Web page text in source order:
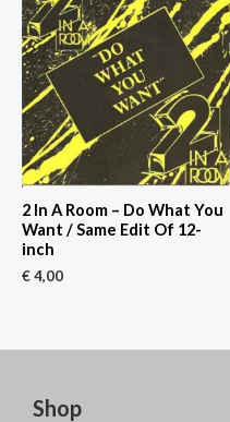
2 In A Room – Do What You
Want / Same Edit Of 12-
inch
€4,00
Shop